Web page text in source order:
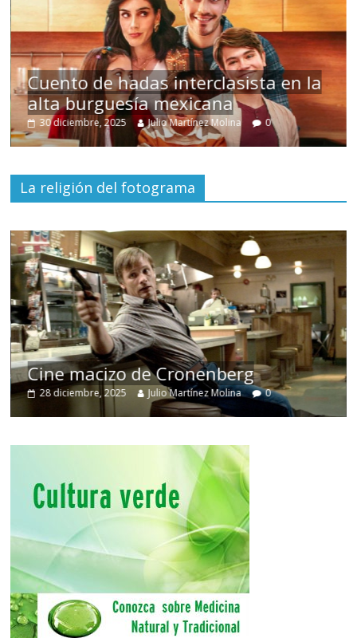
Cuento de hadas interclasista en la
alta burguesía mexicana
30 diciembre, 2025 Julio Martínez Molina 0
La religión del fotograma
Cine macizo de Cronenberg
28 diciembre, 2025 Julio Martínez Molina 0